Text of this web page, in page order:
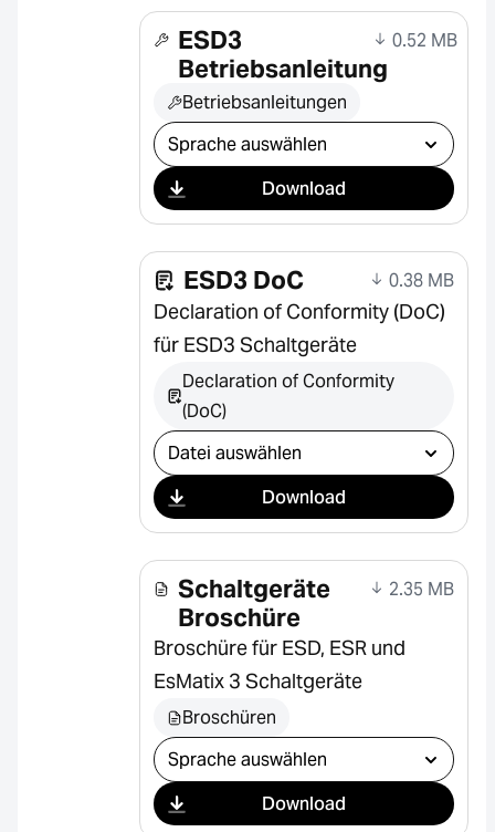
ESD3
Betriebsanleitung
0.52 MB
Betriebsanleitungen
Download auswählen
Download
ESD3 DoC 0.38 MB
Declaration of Conformity (DoC)
für ESD3 Schaltgeräte
Declaration of Conformity
(DoC)
Download auswählen
Download
Schaltgeräte
Broschüre
2.35 MB
Broschüre für ESD, ESR und
EsMatix 3 Schaltgeräte
Broschüren
Download auswählen
Download